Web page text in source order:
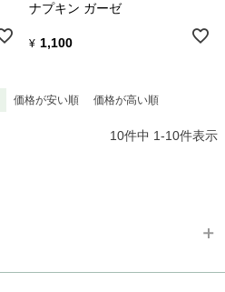
ナプキン ガーゼ
¥ 1,100
価格が安い順 価格が高い順
10件中 1-10件表示